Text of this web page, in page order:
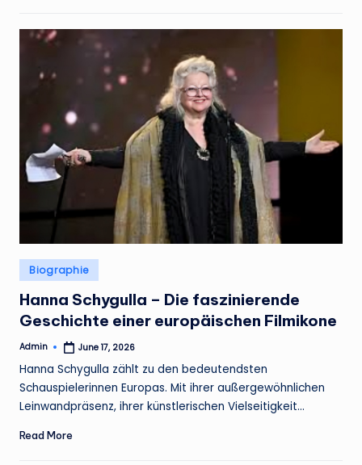
Posted
in
Biographie
Hanna Schygulla – Die faszinierende
Geschichte einer europäischen Filmikone
Posted
Admin June 17, 2026
Hanna Schygulla zählt zu den bedeutendsten
Schauspielerinnen Europas. Mit ihrer außergewöhnlichen
Leinwandpräsenz, ihrer künstlerischen Vielseitigkeit…
Read More